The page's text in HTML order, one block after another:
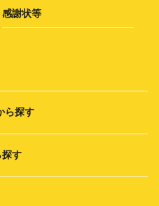
感謝状等
ら探す
探す